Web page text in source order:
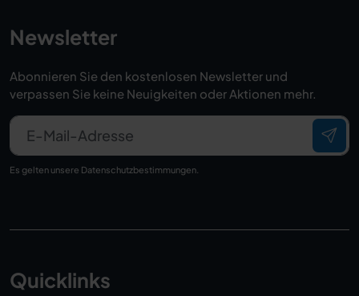
Newsletter
Abonnieren Sie den kostenlosen Newsletter und
verpassen Sie keine Neuigkeiten oder Aktionen mehr.
E-Mail-Adresse
Es gelten unsere Datenschutzbestimmungen
Quicklinks